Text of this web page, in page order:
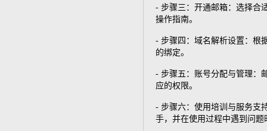
- 步骤三：开通邮箱：选择合
操作指南。
- 步骤四：域名解析设置：根
的绑定。
- 步骤五：账号分配与管理：
应的权限。
- 步骤六：使用培训与服务支
手，并在使用过程中遇到问题